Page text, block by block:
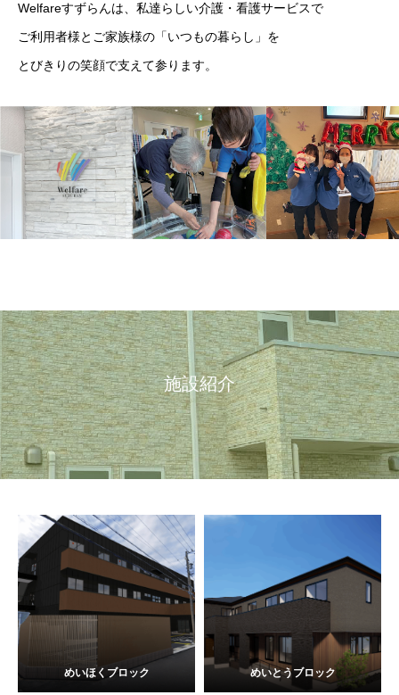
Welfareすずらんは、私達らしい介護・看護サービスで
ご利用者様とご家族様の「いつもの暮らし」を
とびきりの笑顔で支えて参ります。
施設紹介
めいほくブロック めいとうブロック